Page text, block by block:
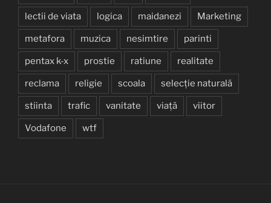
lectii de viata logica maidanezi Marketing
metafora muzica nesimtire parinti
pentax k-x prostie ratiune realitate
reclama religie scoala selecție naturală
stiinta trafic vanitate viață viitor
Vodafone wtf